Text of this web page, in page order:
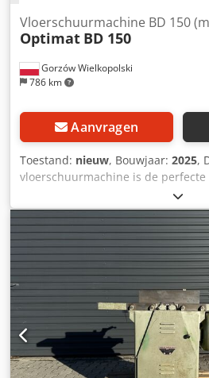
Gorzów Wielkopolski
786 km
Vloerschuurmachine BD 150
Optimat BD 150
Aanvragen
Toestand: nieuw, Bouwjaar: 2025,
vloerschuurmachine is de
SDP750 kantenschuurmachine. Hij
egaliseren, schuren van houten
afwerkings- en
hoeken en randen. Dankzij zijn
garandeert hij een precieze
vloerschuurmachine is uitgerust
en een geïntegreerd
voor klittenband- en
stofopvangbuis voorkomt
Efficiëntie 5 m2/u Schijfdiameter
11.500 tpm Schijfrotatiesnelheid